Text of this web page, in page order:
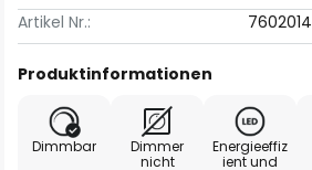
Artikel Nr.:
7602014
Produktinformationen
Dimmbar
Dimmer
nicht
Energieeffiz
ient und